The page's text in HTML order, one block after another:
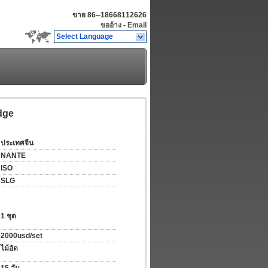
ขาย 86--18668112626
ขออ้าง - Email
Select Language
ประเทศจีน
NANTE
ISO
SLG
1 ชุด
2000usd/set
ไม้อัด